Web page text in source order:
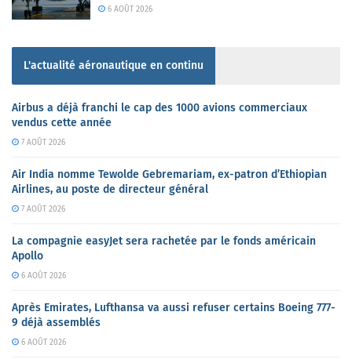
6 AOÛT 2026
L'actualité aéronautique en continu
Airbus a déjà franchi le cap des 1000 avions commerciaux
vendus cette année
7 AOÛT 2026
Air India nomme Tewolde Gebremariam, ex-patron d’Ethiopian
Airlines, au poste de directeur général
7 AOÛT 2026
La compagnie easyJet sera rachetée par le fonds américain
Apollo
6 AOÛT 2026
Après Emirates, Lufthansa va aussi refuser certains Boeing 777-
9 déjà assemblés
6 AOÛT 2026